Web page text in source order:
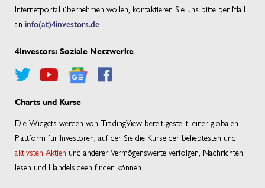
Internetportal übernehmen wollen, kontaktieren Sie uns bitte per Mail
an info(at)4investors.de
4investors: Soziale Netzwerke
Charts und Kurse
Die Widgets werden von TradingView bereit gestellt, einer globalen
Plattform für Investoren, auf der Sie die Kurse der beliebtesten und
aktivsten Aktien und anderer Vermögenswerte verfolgen, Nachrichten
lesen und Handelsideen finden können.